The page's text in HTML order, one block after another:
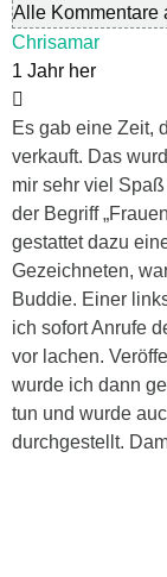
Alle Kommentare
Chrisamar
1 Jahr her
Es gab eine Zeit,
verkauft. Das
mir sehr viel
der Begriff
gestattet dazu
Gezeichneten,
Buddie. Einer
ich sofort Anrufe
vor lachen.
wurde ich dann
tun und wurde
durchgestellt.